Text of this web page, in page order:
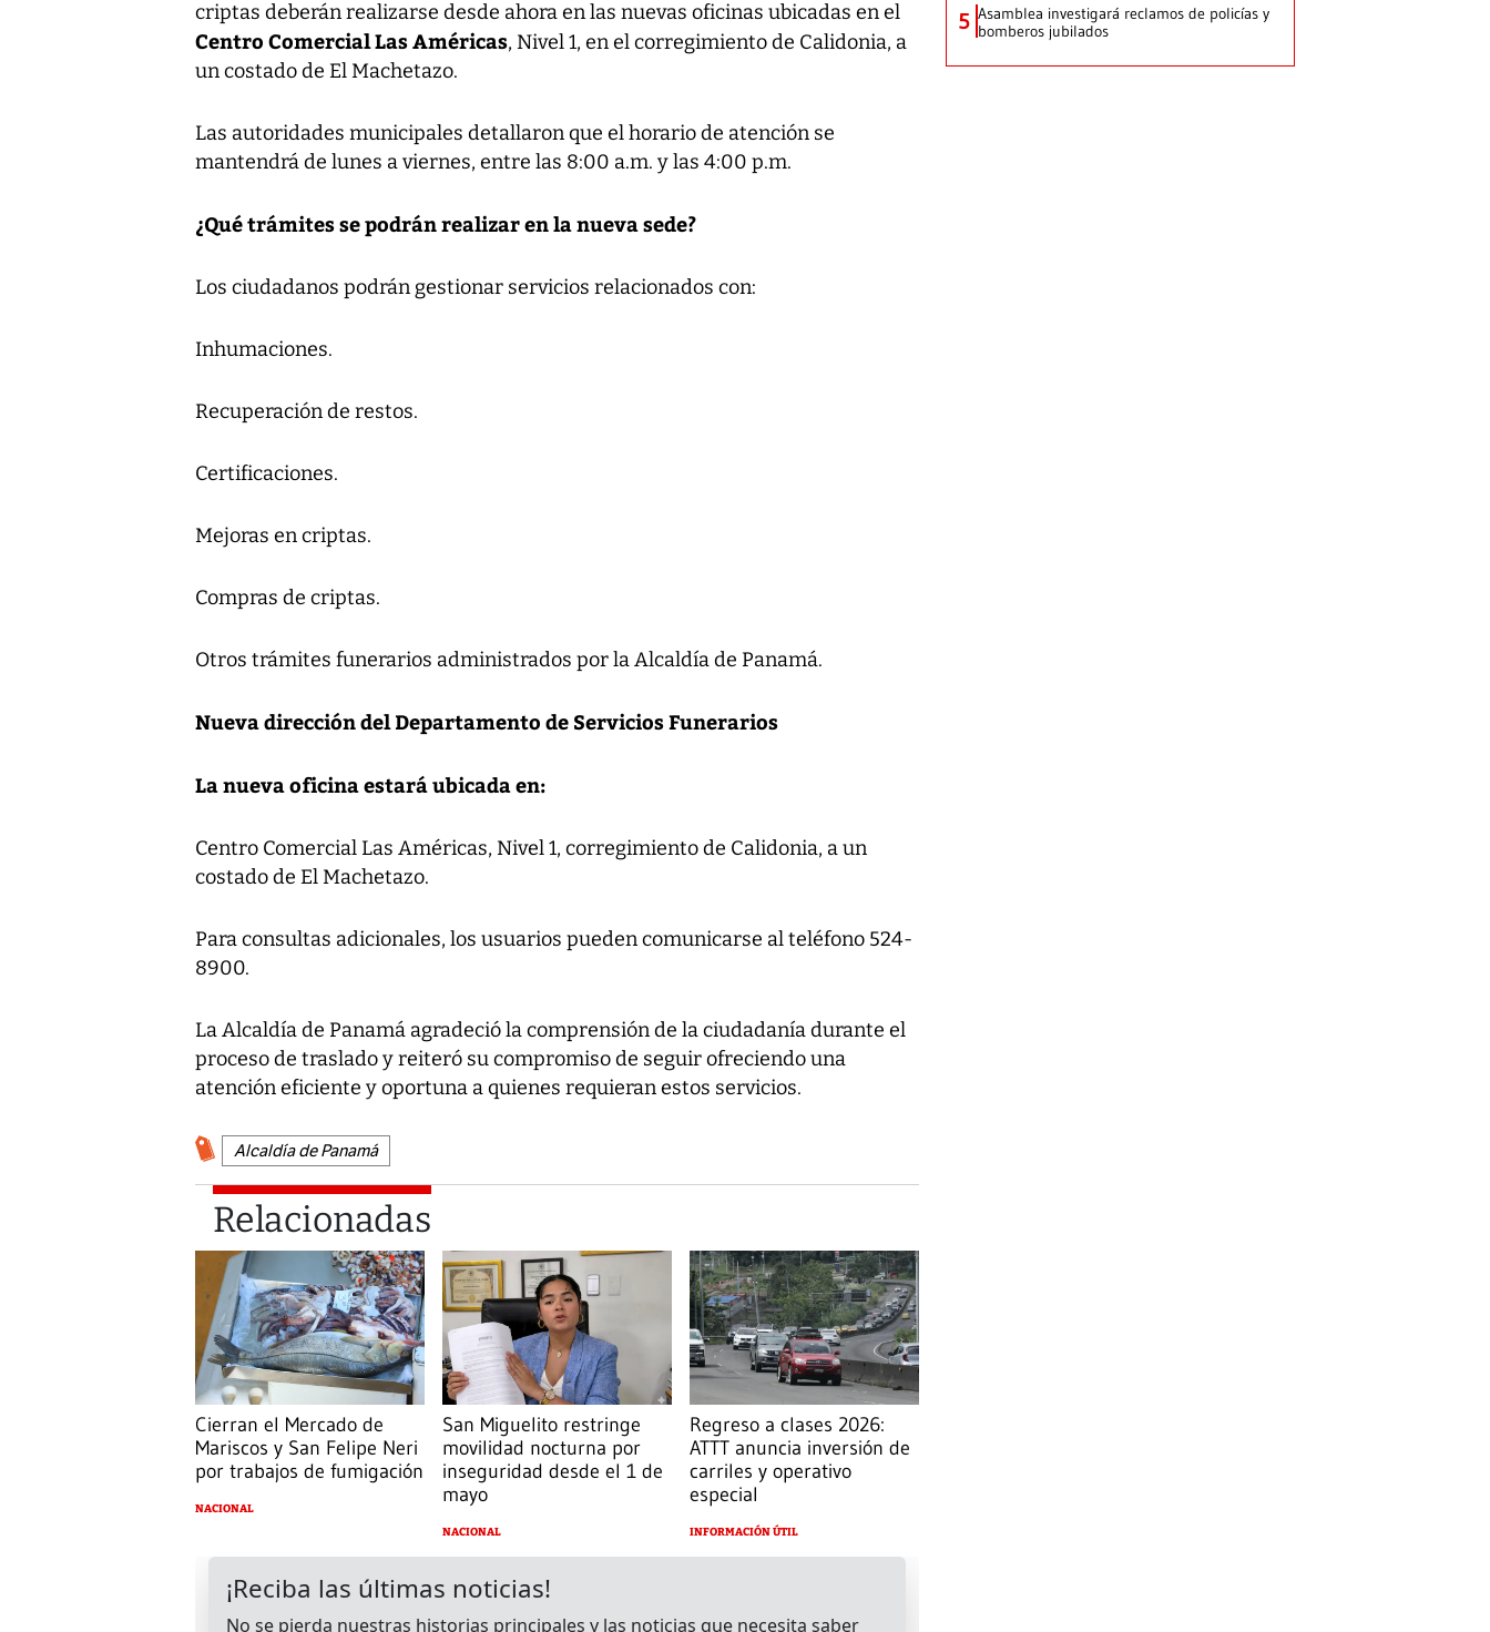
criptas deberán realizarse desde ahora en las nuevas oficinas ubicadas en el
Centro Comercial Las Américas, Nivel 1, en el corregimiento de Calidonia, a
un costado de El Machetazo.
Las autoridades municipales detallaron que el horario de atención se
mantendrá de lunes a viernes, entre las 8:00 a.m. y las 4:00 p.m.
¿Qué trámites se podrán realizar en la nueva sede?
Los ciudadanos podrán gestionar servicios relacionados con:
Inhumaciones.
Recuperación de restos.
Certificaciones.
Mejoras en criptas.
Compras de criptas.
Otros trámites funerarios administrados por la Alcaldía de Panamá.
Nueva dirección del Departamento de Servicios Funerarios
La nueva oficina estará ubicada en:
Centro Comercial Las Américas, Nivel 1, corregimiento de Calidonia, a un
costado de El Machetazo.
Para consultas adicionales, los usuarios pueden comunicarse al teléfono 524-
8900.
La Alcaldía de Panamá agradeció la comprensión de la ciudadanía durante el
proceso de traslado y reiteró su compromiso de seguir ofreciendo una
atención eficiente y oportuna a quienes requieran estos servicios.
Alcaldía de Panamá
Relacionadas
Cierran el Mercado de
Mariscos y San Felipe Neri
por trabajos de fumigación
NACIONAL
San Miguelito restringe
movilidad nocturna por
inseguridad desde el 1 de
mayo
NACIONAL
Regreso a clases 2026:
ATTT anuncia inversión de
carriles y operativo
especial
INFORMACIÓN ÚTIL
5 Asamblea investigará reclamos de policías y
bomberos jubilados